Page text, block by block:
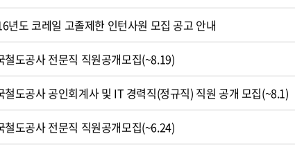
년도 코레일 고졸제한 인턴사원 모집 공고 안내
철도공사 전문직 직원공개모집(~8.19)
철도공사 공인회계사 및 IT 경력직(정규직) 직원 공개 모집(~8.1)
철도공사 전문직 직원공개모집(~6.24)